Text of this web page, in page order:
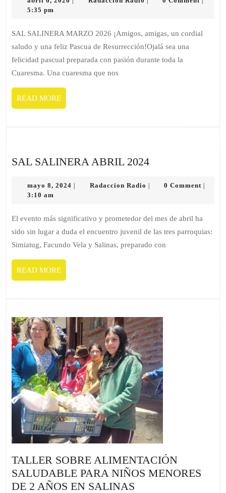
5:35 pm
SAL SALINERA MARZO 2026 ¡Amigos, amigas, un cordial
saludo y una feliz Pascua de Resurrección!Ojalá sea una
felicidad pascual preparada con pasión durante toda la
Cuaresma. Una cuaresma que nos
READ MOREREAD
MORE
SAL SALINERA ABRIL 2024SAL
ABRIL
mayo 8, 2024 mayo
| Radaccion Radio Radaccion
| 0 Comment |
3:10 am
El evento más significativo y prometedor del mes de abril ha
sido sin lugar a duda el encuentro juvenil de las tres parroquias:
Simiatug, Facundo Vela y Salinas, preparado con
READ MOREREAD
MORE
TALLER SOBRE ALIMENTACIÓN
SALUDABLE PARA NIÑOS MENORES
DE 2 AÑOS EN SALINAS